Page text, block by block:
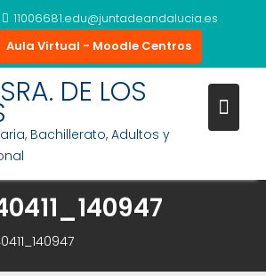
11006681.edu@juntadeandalucia.es
Aula Virtual - Moodle Centros
DE LOS
Bachillerato, Adultos y